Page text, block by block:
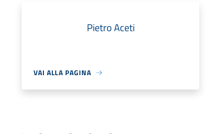
Pietro Aceti
VAI ALLA PAGINA